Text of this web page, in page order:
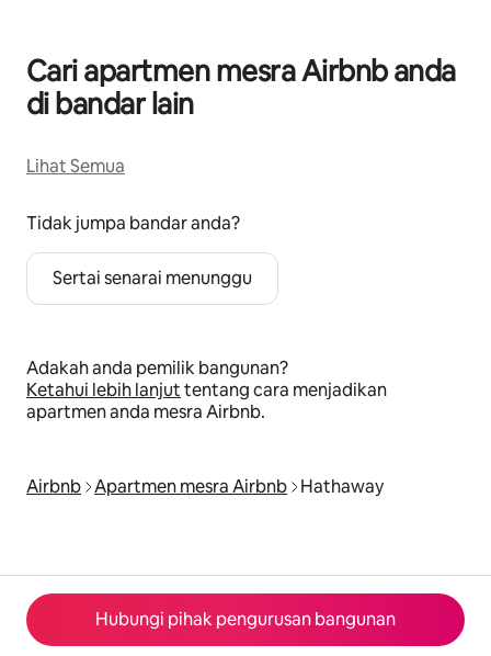
Hubungi pihak pengurusan bangunan
Cari apartmen mesra Airbnb anda
di bandar lain
Lihat Semua
Tidak jumpa bandar anda?
Sertai senarai menunggu
Adakah anda pemilik bangunan?
Ketahui lebih lanjuttentang cara menjadikan
apartmen anda mesra Airbnb.
Airbnb Apartmen mesra Airbnb Hathaway